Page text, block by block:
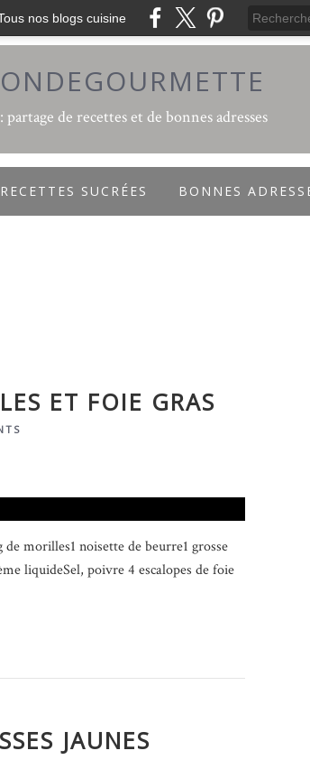
nos blogs cuisine
partage de recettes et de bonnes adresses
RECETTES SUCRÉES BONNES
ET FOIE GRAS
morilles1 noisette de beurre1 grosse
liquideSel, poivre 4 escalopes de foie
JAUNES